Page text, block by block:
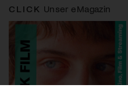
CLICK Unser eMagazin